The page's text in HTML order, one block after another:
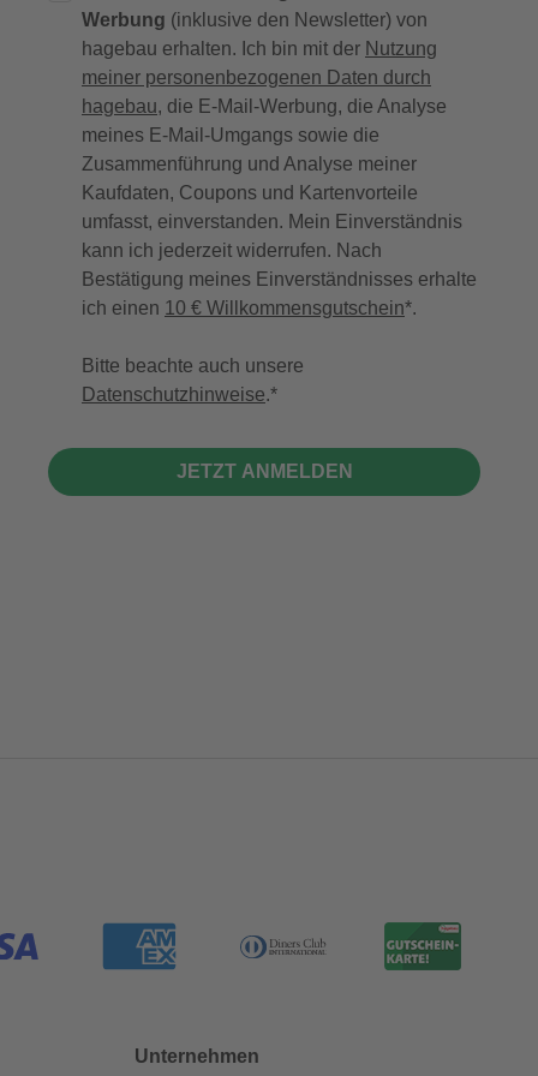
Werbung (inklusive den Newsletter) von
hagebau erhalten. Ich bin mit der Nutzung
meiner personenbezogenen Daten durch
hagebau, die E-Mail-Werbung, die Analyse
meines E-Mail-Umgangs sowie die
Zusammenführung und Analyse meiner
Kaufdaten, Coupons und Kartenvorteile
umfasst, einverstanden. Mein Einverständnis
kann ich jederzeit widerrufen. Nach
Bestätigung meines Einverständnisses erhalte
ich einen 10 € Willkommensgutschein*.
Bitte beachte auch unsere
Datenschutzhinweise.
JETZT ANMELDEN
Unternehmen